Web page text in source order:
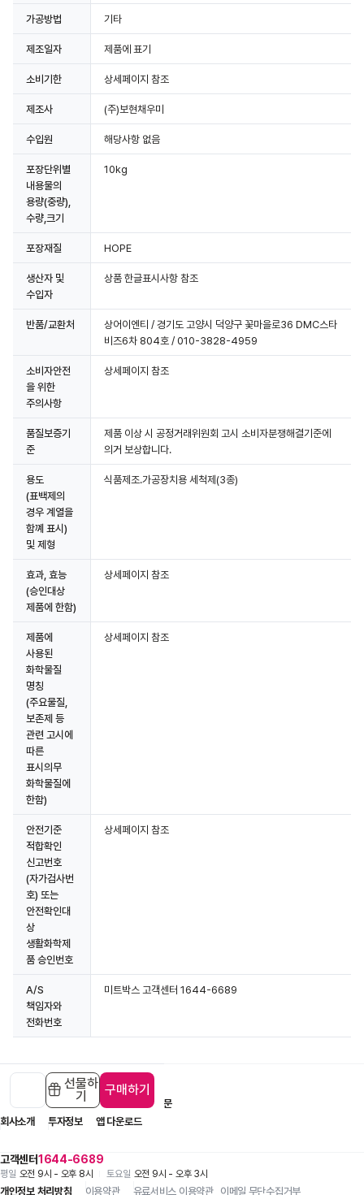
가공방법 기타
제조일자 제품에 표기
소비기한 상세페이지 참조
제조사 (주)보현채우미
수입원 해당사항 없음
포장단위별
내용물의
용량(중량),
수량,크기
10kg
포장재질 HOPE
생산자 및
수입자
상품 한글표시사항 참조
반품/교환처
상어이엔티 / 경기도 고양시 덕양구 꽃마을로36 DMC스타
비즈6차 804호 / 010-3828-4959
소비자안전
을 위한
주의사항
상세페이지 참조
품질보증기
준
제품 이상 시 공정거래위원회 고시 소비자분쟁해결기준에
의거 보상합니다.
용도
(표백제의
경우 계열을
함꼐 표시)
및 제형
식품제조.가공장치용 세척제(3종)
효과, 효능
(승인대상
제품에 한함)
상세페이지 참조
제품에
사용된
화학물질
명칭
(주요물질,
보존제 등
관련 고시에
따른
표시의무
화학물질에
한함)
상세페이지 참조
안전기준
적합확인
신고번호
(자가검사번
호) 또는
안전확인대
상
생활화학제
품 승인번호
상세페이지 참조
A/S
책임자와
전화번호
미트박스 고객센터 1644-6689
선물하
기
구매하기
고객센터1644-6689
평일 오전 9시 - 오후 8시 토요일 오전 9시 - 오후 3시
입점 제휴 문의 1:1 문의
자주 묻는 질문
회사소개
투자정보 앱 다운로드
개인정보 처리방침 이용약관 유료서비스 이용약관 이메일 무단수집거부